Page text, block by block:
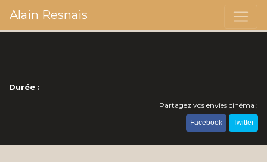
Alain Resnais
Durée :
Partagez vos envies cinéma :
Facebook Twitter